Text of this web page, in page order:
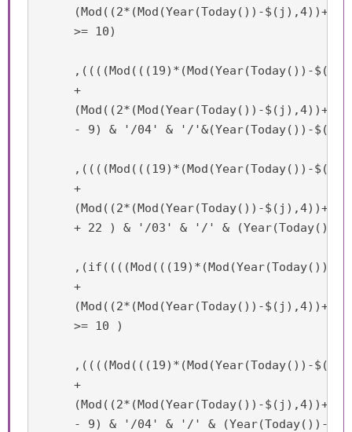
(Mod((2*(Mod(Year(Today())-
>= 10)
,((((Mod(((19)*(Mod(Year(Today())-
+
(Mod((2*(Mod(Year(Today())-
- 9) & '/04' & '/'&(Year(Today())-
,((((Mod(((19)*(Mod(Year(Today())-
+
(Mod((2*(Mod(Year(Today())-
+ 22 ) & '/03' & '/' & (Year(Today())-
,(if((((Mod(((19)*(Mod(Year(Today())-
+
(Mod((2*(Mod(Year(Today())-
>= 10 )
,((((Mod(((19)*(Mod(Year(Today())-
+
(Mod((2*(Mod(Year(Today())-
- 9) & '/04' & '/' & (Year(Today())-